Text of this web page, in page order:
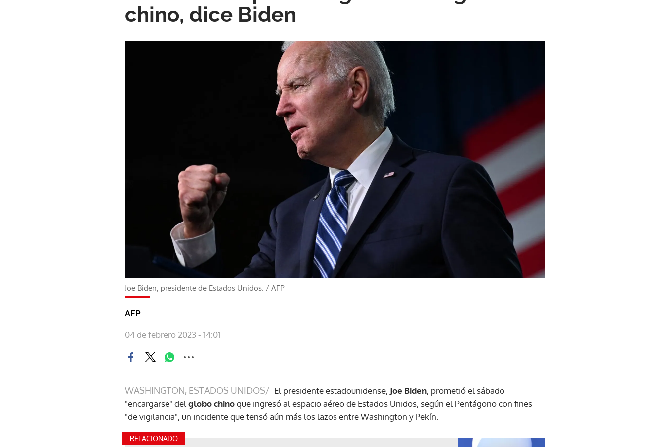
chino, dice Biden
Joe Biden, presidente de Estados Unidos. / AFP
AFP
04 de febrero 2023 - 14:01
WASHINGTON, ESTADOS UNIDOS/ El presidente estadounidense, Joe Biden, prometió el sábado
"encargarse" del globo chinoque ingresó al espacio aéreo de Estados Unidos, según el Pentágono con fines
"de vigilancia", un incidente que tensó aún más los lazos entre Washington y Pekín.
RELACIONADO